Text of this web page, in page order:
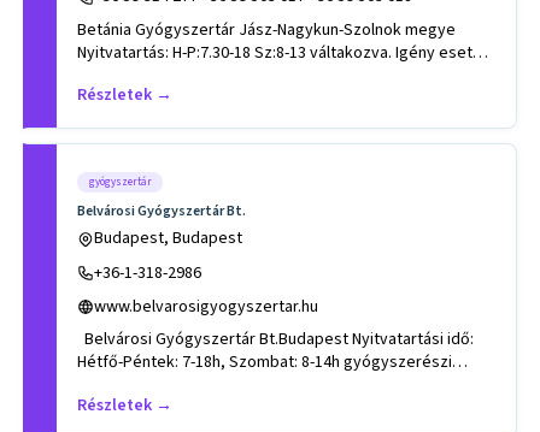
Betánia Gyógyszertár Jász-Nagykun-Szolnok megye
Nyitvatartás: H-P:7.30-18 Sz:8-13 váltakozva. Igény esetén,
Részletek →
gyógyszertár
Belvárosi Gyógyszertár Bt.
Budapest, Budapest
+36-1-318-2986
www.belvarosigyogyszertar.hu
Belvárosi Gyógyszertár Bt.Budapest Nyitvatartási idő:
Hétfő-Péntek: 7-18h, Szombat: 8-14h gyógyszerészi
Részletek →